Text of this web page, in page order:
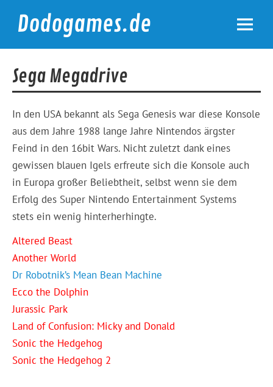
contentDodogames.de
Sega Megadrive
In den USA bekannt als Sega Genesis war diese Konsole
aus dem Jahre 1988 lange Jahre Nintendos ärgster
Feind in den 16bit Wars. Nicht zuletzt dank eines
gewissen blauen Igels erfreute sich die Konsole auch
in Europa großer Beliebtheit, selbst wenn sie dem
Erfolg des Super Nintendo Entertainment Systems
stets ein wenig hinterherhingte.
Altered Beast
Another World
Dr Robotnik’s Mean Bean Machine
Ecco the Dolphin
Jurassic Park
Land of Confusion: Micky and Donald
Sonic the Hedgehog
Sonic the Hedgehog 2